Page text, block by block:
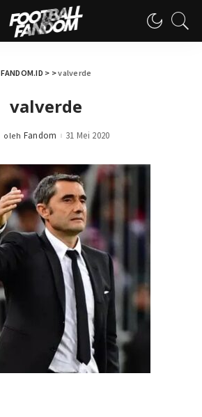
FANDOM.ID > >valverde
valverde
Posted
oleh Fandom 31 Mei 2020